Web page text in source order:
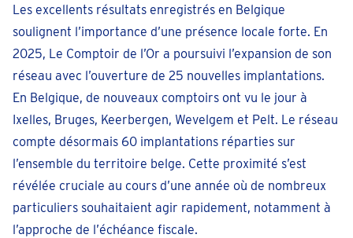
Les excellents résultats enregistrés en Belgique
soulignent l’importance d’une présence locale forte. En
2025, Le Comptoir de l’Or a poursuivi l’expansion de son
réseau avec l’ouverture de 25 nouvelles implantations.
En Belgique, de nouveaux comptoirs ont vu le jour à
Ixelles, Bruges, Keerbergen, Wevelgem et Pelt. Le réseau
compte désormais 60 implantations réparties sur
l’ensemble du territoire belge. Cette proximité s’est
révélée cruciale au cours d’une année où de nombreux
particuliers souhaitaient agir rapidement, notamment à
l’approche de l’échéance fiscale.